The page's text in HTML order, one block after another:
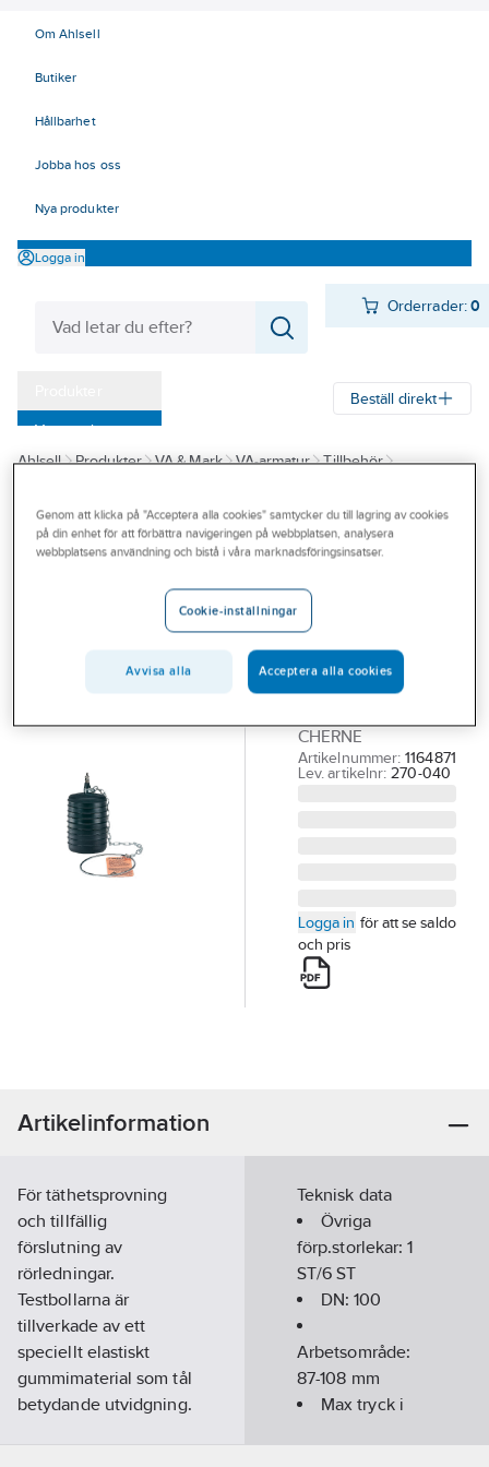
Om Ahlsell
Butiker
Hållbarhet
Jobba hos oss
Nya produkter
Logga in
Orderrader:0
Varumärken
Kampanjer
Outlet
Branscher
Beställ direkt
Ahlsell Produkter VA & Mark VA-armatur
Tillbehör
CHERNE
Cherne
rörproppar
med dragögla
DN100 TESTBOLL
RÖRPROPP 87-
CHERNE
Artikelnummer: 1164871
Lev. artikelnr: 270-040
Logga in för att se saldo
och pris
Artikelinformation
För täthetsprovning
och tillfällig
förslutning av
rörledningar.
Testbollarna är
tillverkade av ett
speciellt elastiskt
gummimaterial som tål
betydande utvidgning.
Teknisk data
Övriga
förp.storlekar:1
ST/6 ST
DN:100
Arbetsområde:
87-108 mm
Max tryck i
Genom att klicka på "Acceptera alla cookies" samtycker du till lagring av cookies
på din enhet för att förbättra navigeringen på webbplatsen, analysera
webbplatsens användning och bistå i våra marknadsföringsinsatser.
Cookie-inställningar
Avvisa alla Acceptera alla cookies